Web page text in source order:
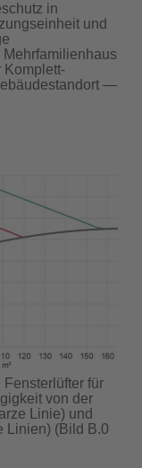
in
und
—
für
von der
Linie) und
Linien) (Bild B.0